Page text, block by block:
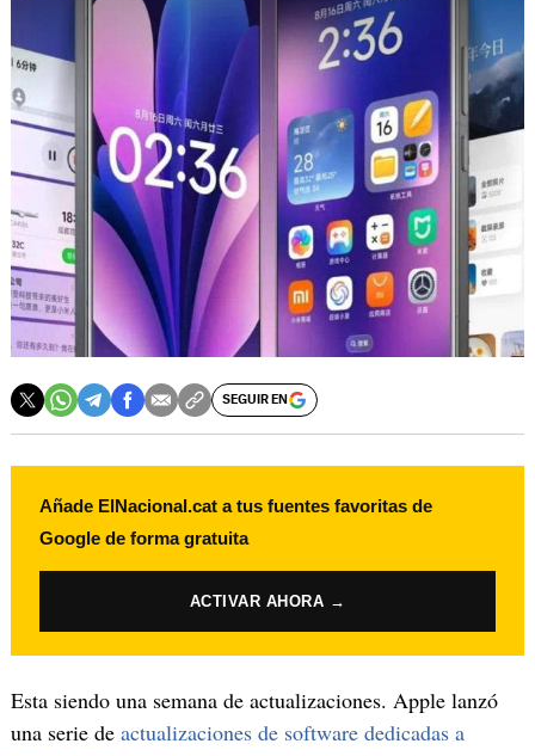
SEGUIR EN
Añade ElNacional.cat a tus fuentes favoritas de
Google de forma gratuita
ACTIVAR AHORA →
Esta siendo una semana de actualizaciones. Apple lanzó
una serie de actualizaciones de software dedicadas a